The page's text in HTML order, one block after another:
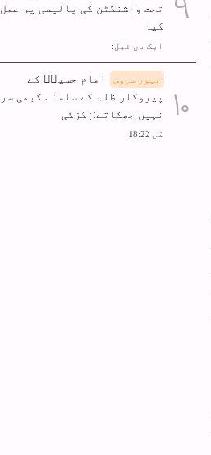
تحت واشنگٹن کی پالیسی پر عمل
کیا
ایک دن قبل:
نیوز سروس
امام حسینؑ کے
پیروکار ظلم کے سامنے کبھی سر
نہیں جھکاتے:زکزکی
کل 18:22